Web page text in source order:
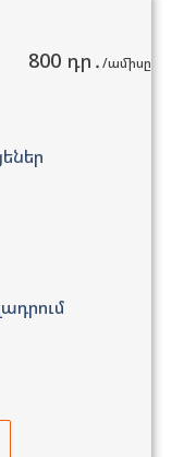
800 դր․/ամիսը